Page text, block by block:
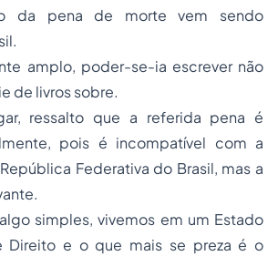
da pena de morte vem sendo
amplo, poder-se-ia escrever não
de livros sobre.
ressalto que a referida pena é
pois é incompatível com a
Federativa do Brasil, mas a
simples, vivemos em um Estado
Direito e o que mais se preza é o